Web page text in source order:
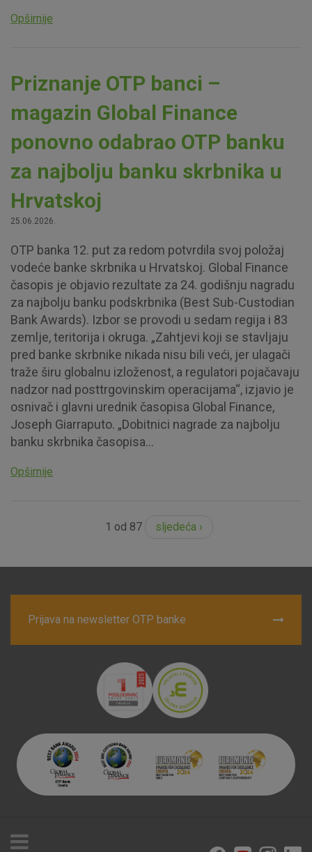
Opširnije
Priznanje OTP banci –
magazin Global Finance
ponovno odabrao OTP banku
za najbolju banku skrbnika u
Hrvatskoj
25.06.2026.
OTP banka 12. put za redom potvrdila svoj položaj
vodeće banke skrbnika u Hrvatskoj. Global Finance
časopis je objavio rezultate za 24. godišnju nagradu
za najbolju banku podskrbnika (Best Sub-Custodian
Bank Awards). Izbor se provodi u sedam regija i 83
zemlje, teritorija i okruga. „Zahtjevi koji se stavljaju
pred banke skrbnike nikada nisu bili veći, jer ulagači
traže širu globalnu izloženost, a regulatori pojačavaju
nadzor nad posttrgovinskim operacijama“, izjavio je
osnivač i glavni urednik časopisa Global Finance,
Joseph Giarraputo. „Dobitnici nagrade za najbolju
banku skrbnika časopisa...
Opširnije
1 od 87 sljedeća ›
Prijava na newsletter OTP banke